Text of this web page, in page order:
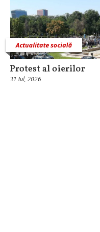
Actualitate socială
Protest al oierilor
31 Iul, 2026